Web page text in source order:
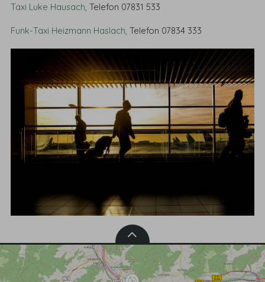
Taxi Luke Hausach, Telefon 07831 533
Funk-Taxi Heizmann Haslach, Telefon 07834 333